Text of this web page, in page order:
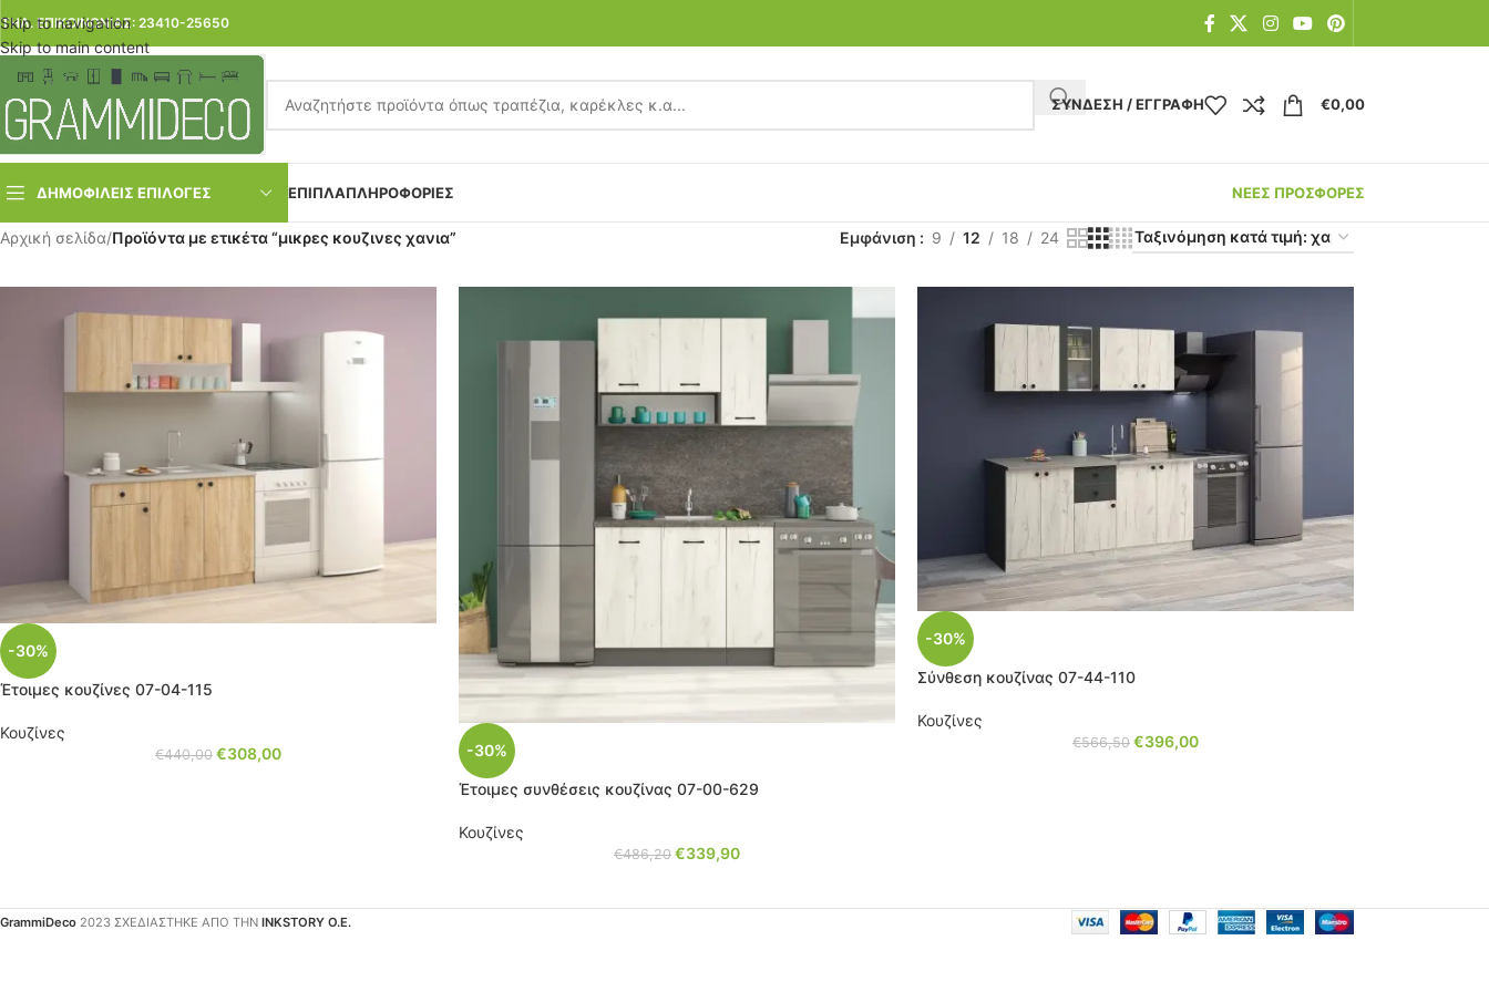
Skip to navigation
Skip to main content
ΤΗΛ. ΕΠΙΚΟΙΝΩΝΙΑΣ: 23410-25650
ΣΎΝΔΕΣΗ / ΕΓΓΡΑΦΉ €0,00
ΔΗΜΟΦΙΛΕΙΣ ΕΠΙΛΟΓΕΣ ΕΠΙΠΛΑΠΛΗΡΟΦΟΡΙΕΣ ΝΕΕΣ ΠΡΟΣΦΟΡΕΣ
Αρχική σελίδα/Προϊόντα με ετικέτα “μικρες κουζινες χανια” Εμφάνιση 9 12 18 24
-30%
Έτοιμες κουζίνες 07-04-115
Κουζίνες
€440,00 €308,00 -30%
Έτοιμες συνθέσεις κουζίνας 07-00-629
Κουζίνες
€486,20 €339,90
-30%
Σύνθεση κουζίνας 07-44-110
Κουζίνες
€566,50 €396,00
GrammiDeco 2023 ΣΧΕΔΙΑΣΤΗΚΕ ΑΠΟ ΤΗΝ INKSTORY Ο.Ε.